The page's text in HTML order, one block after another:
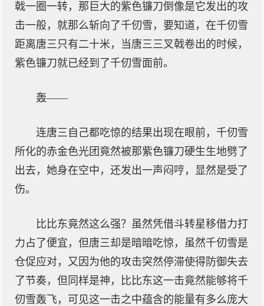
戟一圈一转，那巨大的紫色镰刀倒像是它发出的攻
击一般，就那么斩向了千仞雪，要知道，在千仞雪
距离唐三只有二十米，当唐三三叉戟卷出的时候，
紫色镰刀就已经到了千仞雪面前。
轰——
连唐三自己都吃惊的结果出现在眼前，千仞雪
所化的赤金色光团竟然被那紫色镰刀硬生生地劈了
出去，她身在空中，还发出一声闷哼，显然是受了
伤。
比比东竟然这么强？虽然凭借斗转星移借力打
力占了便宜，但唐三却是暗暗吃惊，虽然千仞雪是
仓促应对，又因为他的攻击突然停滞使得防御失去
了节奏，但同样是神，比比东这一击竟然能够将千
仞雪轰飞，可见这一击之中蕴含的能量有多么庞大